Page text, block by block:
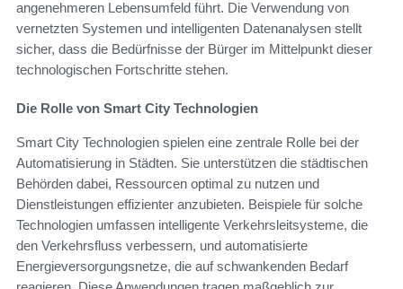
angenehmeren Lebensumfeld führt. Die Verwendung von
vernetzten Systemen und intelligenten Datenanalysen stellt
sicher, dass die Bedürfnisse der Bürger im Mittelpunkt dieser
technologischen Fortschritte stehen.
Die Rolle von Smart City Technologien
Smart City Technologien spielen eine zentrale Rolle bei der
Automatisierung in Städten. Sie unterstützen die städtischen
Behörden dabei, Ressourcen optimal zu nutzen und
Dienstleistungen effizienter anzubieten. Beispiele für solche
Technologien umfassen intelligente Verkehrsleitsysteme, die
den Verkehrsfluss verbessern, und automatisierte
Energieversorgungsnetze, die auf schwankenden Bedarf